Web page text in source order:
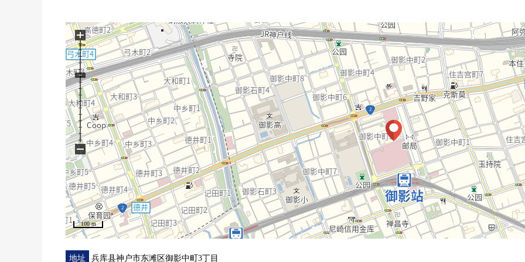
■看到六甲山系、三宫方面的景观
■尘埃的飞起来，防止意，从脚下热的地板暖气(客厅·餐厅部分)
■全部的FLAT设计，无效的架子设计
■1418尺寸的宽敞的浴室
■走廊收纳或者两个步入式衣帽间等的充实的存储空间
■礼貌地使用室内。
100 m
+
−
地址 兵库县神户市东滩区御影中町3丁目